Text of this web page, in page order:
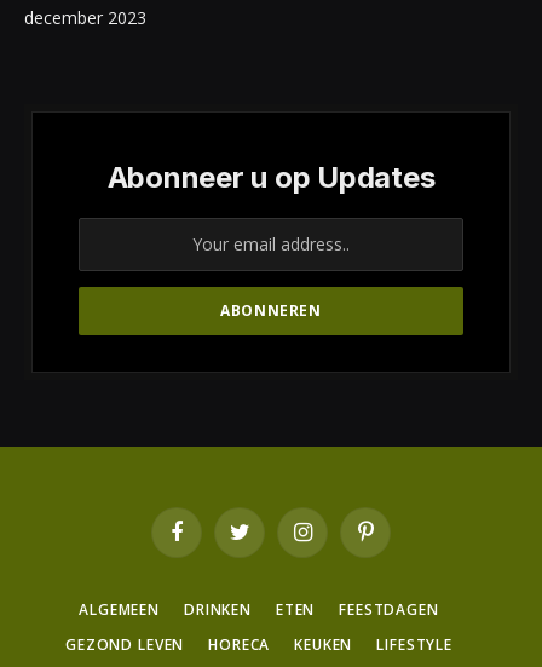
december 2023
Abonneer u op Updates
FacebookTwitter InstagramPinterest
ALGEMEEN DRINKEN ETEN
FEESTDAGEN
GEZOND LEVEN
HORECA KEUKEN LIFESTYLE